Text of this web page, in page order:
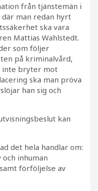
från tjänstemän i
man redan hyrt
ska vara
Mattias Wahlstedt.
som följer
på kriminalvård,
inte bryter mot
ska man pröva
han sig och
kan
det hela handlar om:
inhuman
förföljelse av